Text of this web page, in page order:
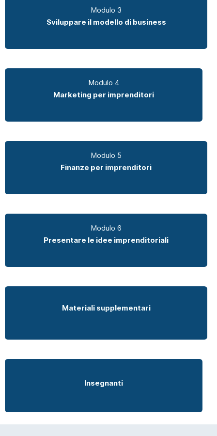
Modulo 3
Sviluppare il modello di business
Modulo 4
Marketing per imprenditori
Modulo 5
Finanze per imprenditori
Modulo 6
Presentare le idee imprenditoriali
Materiali supplementari
Insegnanti